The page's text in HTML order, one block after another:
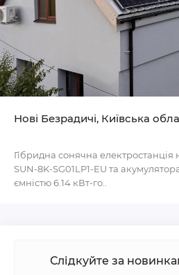
Нові Безрадичі, Київська
Гібридна сонячна електростанція
SUN-8K-SG01LP1-EU та
ємністю 6.14 кВт-го..
Слідкуйте за